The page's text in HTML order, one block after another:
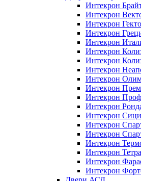
Интекрон
Интекрон
Интекрон
Интекрон
Интекрон
Интекрон
Интекрон
Интекрон
Интекрон
Интекрон
Интекрон
Интекрон
Интекрон
Интекрон
Интекрон
Интекрон
Интекрон Тетра
Интекрон
Интекрон